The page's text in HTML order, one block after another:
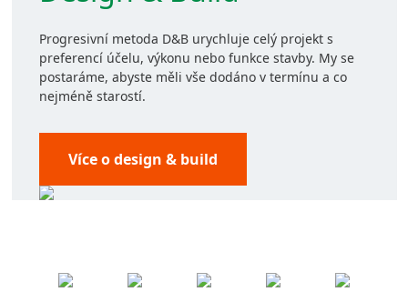
Progresivní metoda D&B urychluje celý projekt s
preferencí účelu, výkonu nebo funkce stavby. My se
postaráme, abyste měli vše dodáno v termínu a co
nejméně starostí.
Více o design & build